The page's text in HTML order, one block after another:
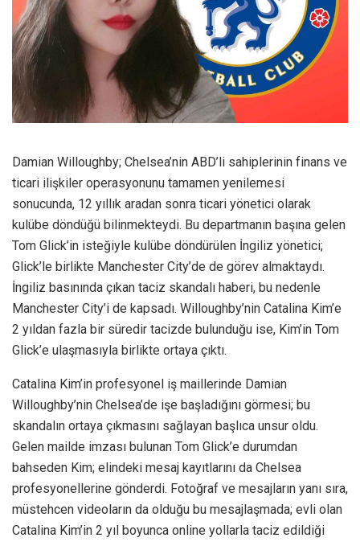
Damian Willoughby; Chelsea’nin ABD’li sahiplerinin finans ve
ticari ilişkiler operasyonunu tamamen yenilemesi
sonucunda, 12 yıllık aradan sonra ticari yönetici olarak
kulübe döndüğü bilinmekteydi. Bu departmanın başına gelen
Tom Glick’in isteğiyle kulübe döndürülen İngiliz yönetici;
Glick’le birlikte Manchester City’de de görev almaktaydı.
İngiliz basınında çıkan taciz skandalı haberi, bu nedenle
Manchester City’i de kapsadı. Willoughby’nin Catalina Kim’e
2 yıldan fazla bir süredir tacizde bulunduğu ise, Kim’in Tom
Glick’e ulaşmasıyla birlikte ortaya çıktı.
Catalina Kim’in profesyonel iş maillerinde Damian
Willoughby’nin Chelsea’de işe başladığını görmesi; bu
skandalın ortaya çıkmasını sağlayan başlıca unsur oldu.
Gelen mailde imzası bulunan Tom Glick’e durumdan
bahseden Kim; elindeki mesaj kayıtlarını da Chelsea
profesyonellerine gönderdi. Fotoğraf ve mesajların yanı sıra,
müstehcen videoların da olduğu bu mesajlaşmada; evli olan
Catalina Kim’in 2 yıl boyunca online yollarla taciz edildiği